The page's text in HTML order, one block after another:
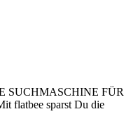
SUCHMASCHINE FÜR
flatbee sparst Du die